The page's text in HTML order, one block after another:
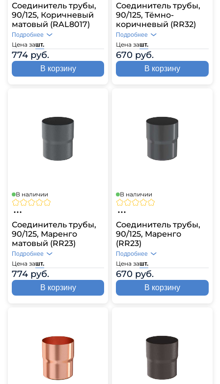
Соединитель трубы,
90/125, Коричневый
матовый (RAL8017)
Цена зашт.
774 руб.
Подробнее
В корзину
Соединитель трубы,
90/125, Тёмно-
коричневый (RR32)
Цена зашт.
670 руб.
Подробнее
В корзину
В наличии
Соединитель трубы,
90/125, Маренго
матовый (RR23)
Цена зашт.
774 руб.
Подробнее
В корзину
В наличии
Соединитель трубы,
90/125, Маренго
(RR23)
Цена зашт.
670 руб.
Подробнее
В корзину